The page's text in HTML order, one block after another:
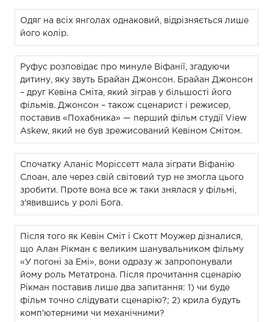
Одяг на всіх янголах однаковий, відрізняється лише
його колір.
Руфус розповідає про минуле Віфанії, згадуючи
дитину, яку звуть Брайан Джонсон. Брайан Джонсон
– друг Кевіна Сміта, який зіграв у більшості його
фільмів. Джонсон – також сценарист і режисер,
поставив «Похабника» — перший фільм студії View
Askew, який не був зрежисований Кевіном Смітом.
Спочатку Аланіс Моріссетт мала зіграти Віфанію
Слоан, але через свій світовий тур не змогла цього
зробити. Проте вона все ж таки знялася у фільмі,
з'явившись у ролі Бога.
Після того як Кевін Сміт і Скотт Моужер дізналися,
що Алан Рікман є великим шанувальником фільму
«У погоні за Емі», вони одразу ж запропонували
йому роль Метатрона. Після прочитання сценарію
Рікман поставив лише два запитання: 1) чи буде
фільм точно слідувати сценарію?; 2) крила будуть
комп'ютерними чи механічними?